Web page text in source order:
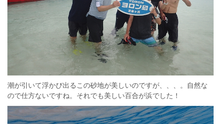
潮が引いて浮かび出るこの砂地が美しいのですが、、、。自然な
ので仕方ないですね。それでも美しい百合が浜でした！